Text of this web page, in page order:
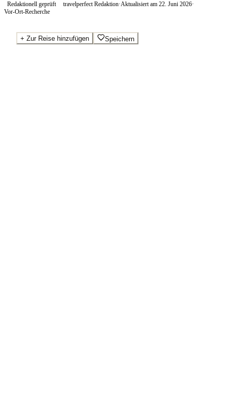
Redaktionell geprüft travelperfect Redaktion·Aktualisiert am 22. Juni 2026·
Vor-Ort-Recherche
+ Zur Reise hinzufügen Speichern